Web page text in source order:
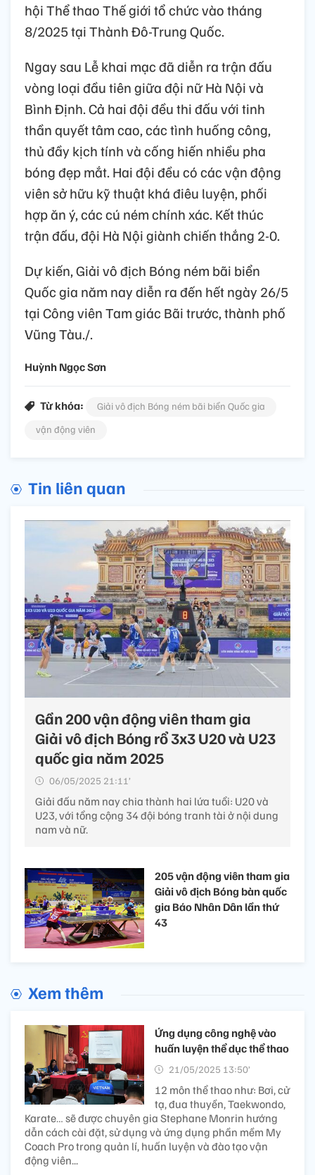
hội Thể thao Thế giới tổ chức vào tháng
8/2025 tại Thành Đô-Trung Quốc.
Ngay sau Lễ khai mạc đã diễn ra trận đấu
vòng loại đầu tiên giữa đội nữ Hà Nội và
Bình Định. Cả hai đội đều thi đấu với tinh
thần quyết tâm cao, các tình huống công,
thủ đầy kịch tính và cống hiến nhiều pha
bóng đẹp mắt. Hai đội đều có các vận động
viên sở hữu kỹ thuật khá điêu luyện, phối
hợp ăn ý, các cú ném chính xác. Kết thúc
trận đấu, đội Hà Nội giành chiến thắng 2-0.
Dự kiến, Giải vô địch Bóng ném bãi biển
Quốc gia năm nay diễn ra đến hết ngày 26/5
tại Công viên Tam giác Bãi trước, thành phố
Vũng Tàu./.
Huỳnh Ngọc Sơn
Từ khóa:
Giải vô địch Bóng ném bãi biển Quốc gia
vận động viên
Tin liên quan
Gần 200 vận động viên tham gia
Giải vô địch Bóng rổ 3x3 U20 và U23
quốc gia năm 2025
06/05/2025 21:11’
Giải đấu năm nay chia thành hai lứa tuổi: U20 và
U23, với tổng cộng 34 đội bóng tranh tài ở nội dung
nam và nữ.
205 vận động viên tham gia
Giải vô địch Bóng bàn quốc
gia Báo Nhân Dân lần thứ
43
Xem thêm
Ứng dụng công nghệ vào
huấn luyện thể dục thể thao
21/05/2025 13:50’
12 môn thể thao như: Bơi, cử
tạ, đua thuyền, Taekwondo,
Karate… sẽ được chuyên gia Stephane Monrin hướng
dẫn cách cài đặt, sử dụng và ứng dụng phần mềm My
Coach Pro trong quản lí, huấn luyện và đào tạo vận
động viên...